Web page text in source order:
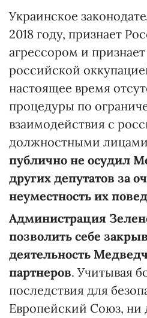
Украинское
2018 году, признает
агрессором и
российской
настоящее время
процедуры по
взаимодействия с
должностными
публично не осудил
других депутатов за
неуместность их
Администрация
позволить себе
деятельность
партнеров. Учитывая
последствия для
Европейский Союз, ни